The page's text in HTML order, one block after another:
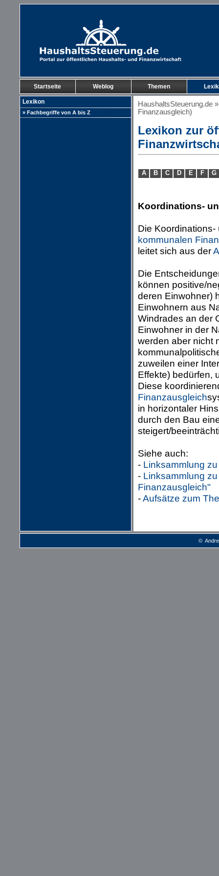
Startseite Weblog Themen
Lexikon
» Fachbegriffe von A bis Z
HaushaltsSteuerung.de
Finanzausgleich)
Lexikon zur
A B C D E F G
Koordinations-
Die
kommunalen
leitet sich aus der
Die
können positive/
deren Einwohner)
Einwohnern aus
Windrades an der
Einwohner in der
werden aber nicht
zuweilen einer
Effekte) bedürfen,
Diese
Finanzausgleich
in horizontaler
durch den Bau
steigert/
Siehe auch:
- Linksammlung
- Linksammlung
Finanzausgleich"
-Aufsätze zum
©